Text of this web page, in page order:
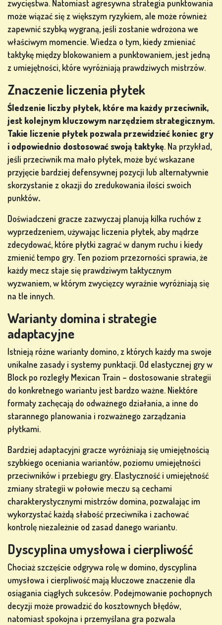
zwycięstwa. Natomiast agresywna strategia punktowania
może wiązać się z większym ryzykiem, ale może również
zapewnić szybką wygraną, jeśli zostanie wdrożona we
właściwym momencie. Wiedza o tym, kiedy zmieniać
taktykę między blokowaniem a punktowaniem, jest jedną
z umiejętności, które wyróżniają prawdziwych mistrzów.
Znaczenie liczenia płytek
Śledzenie liczby płytek, które ma każdy przeciwnik,
jest kolejnym kluczowym narzędziem strategicznym.
Takie liczenie płytek pozwala przewidzieć koniec gry
i odpowiednio dostosować swoją taktykę. Na przykład,
jeśli przeciwnik ma mało płytek, może być wskazane
przyjęcie bardziej defensywnej pozycji lub alternatywnie
skorzystanie z okazji do zredukowania ilości swoich
punktów.
Doświadczeni gracze zazwyczaj planują kilka ruchów z
wyprzedzeniem, używając liczenia płytek, aby mądrze
zdecydować, które płytki zagrać w danym ruchu i kiedy
zmienić tempo gry. Ten poziom przezorności sprawia, że
każdy mecz staje się prawdziwym taktycznym
wyzwaniem, w którym zwycięzcy wyraźnie wyróżniają się
na tle innych.
Warianty domina i strategie
adaptacyjne
Istnieją różne warianty domino, z których każdy ma swoje
unikalne zasady i systemy punktacji. Od elastycznej gry w
Block po rozległy Mexican Train – dostosowanie strategii
do konkretnego wariantu jest bardzo ważne. Niektóre
formaty zachęcają do odważnego działania, a inne do
starannego planowania i rozważnego zarządzania
płytkami.
Bardziej adaptacyjni gracze wyróżniają się umiejętnością
szybkiego oceniania wariantów, poziomu umiejętności
przeciwników i przebiegu gry. Elastyczność i umiejętność
zmiany strategii w połowie meczu są cechami
charakterystycznymi mistrzów domina, pozwalając im
wykorzystać każdą słabość przeciwnika i zachować
kontrolę niezależnie od zasad danego wariantu.
Dyscyplina umysłowa i cierpliwość
Chociaż szczęście odgrywa rolę w domino, dyscyplina
umysłowa i cierpliwość mają kluczowe znaczenie dla
osiągania ciągłych sukcesów. Podejmowanie pochopnych
decyzji może prowadzić do kosztownych błędów,
natomiast spokojna i przemyślana gra pozwala